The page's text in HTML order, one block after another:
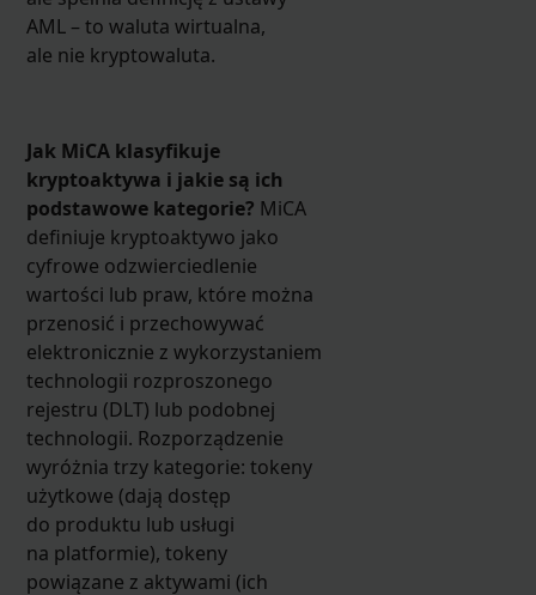
AML – to waluta wirtualna,
ale nie kryptowaluta.
Jak MiCA klasyfikuje
kryptoaktywa i jakie są ich
podstawowe kategorie? MiCA
definiuje kryptoaktywo jako
cyfrowe odzwierciedlenie
wartości lub praw, które można
przenosić i przechowywać
elektronicznie z wykorzystaniem
technologii rozproszonego
rejestru (DLT) lub podobnej
technologii. Rozporządzenie
wyróżnia trzy kategorie: tokeny
użytkowe (dają dostęp
do produktu lub usługi
na platformie), tokeny
powiązane z aktywami (ich